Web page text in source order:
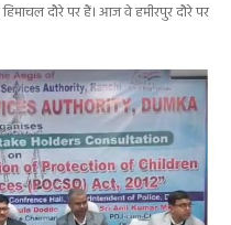
दौरे पर हैं। आज वे हमीरपुर दौरे पर